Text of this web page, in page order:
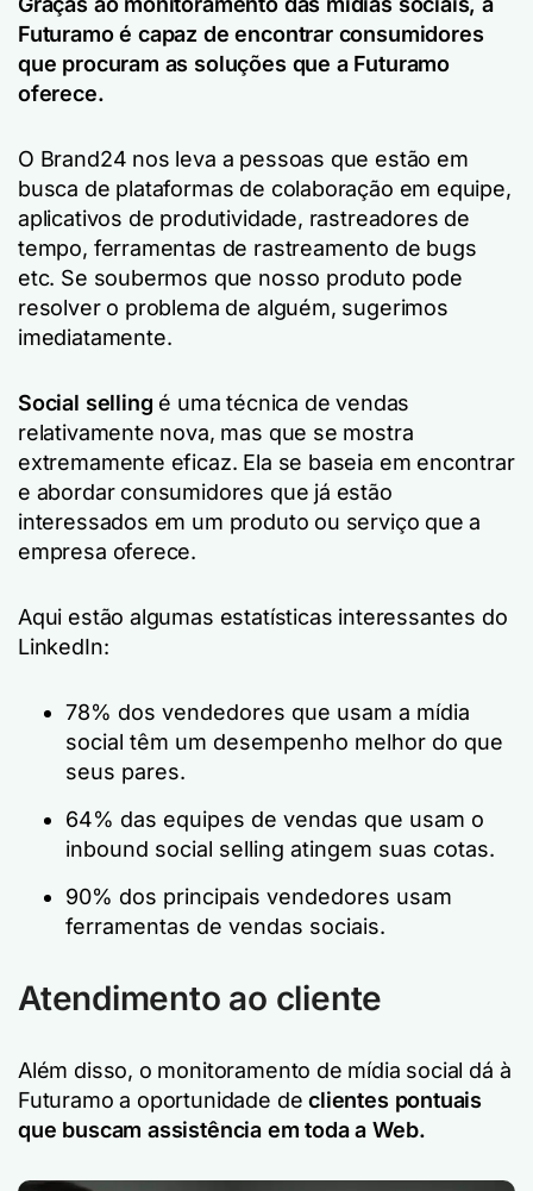
Futuramo é capaz de encontrar consumidores
que procuram as soluções que a Futuramo
oferece.
O Brand24 nos leva a pessoas que estão em
busca de plataformas de colaboração em equipe,
aplicativos de produtividade, rastreadores de
tempo, ferramentas de rastreamento de bugs
etc. Se soubermos que nosso produto pode
resolver o problema de alguém, sugerimos
imediatamente.
Social selling é uma técnica de vendas
relativamente nova, mas que se mostra
extremamente eficaz. Ela se baseia em encontrar
e abordar consumidores que já estão
interessados em um produto ou serviço que a
empresa oferece.
Aqui estão algumas estatísticas interessantes do
LinkedIn:
78% dos vendedores que usam a mídia
social têm um desempenho melhor do que
seus pares.
64% das equipes de vendas que usam o
inbound social selling atingem suas cotas.
90% dos principais vendedores usam
ferramentas de vendas sociais.
Atendimento ao cliente
Além disso, o monitoramento de mídia social dá à
Futuramo a oportunidade declientes pontuais
que buscam assistência em toda a Web.